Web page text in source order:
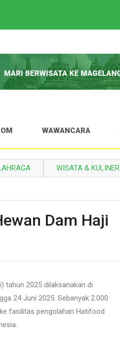
WAWANCARA
WISATA & KULINER
Dam Haji
tahun 2025 dilaksanakan di
24 Juni 2025. Sebanyak 2.000
fasilitas pengolahan Hatifood